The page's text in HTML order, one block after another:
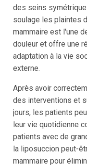
des seins
soulage les plaintes
mammaire est l'une
douleur et offre une
adaptation à la vie
externe.
Après avoir
des interventions et
jours, les patients
leur vie quotidienne
patients avec de
la liposuccion peut-
mammaire pour